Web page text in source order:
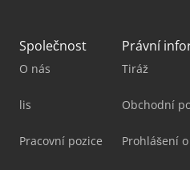
Společnost
O nás
lis
Pracovní pozice
Právní
Tiráž
Obchodní
Prohlášení